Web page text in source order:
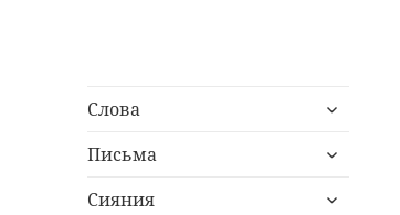
Слова
раскрыть
меню
Письма
раскрыть
меню
Сияния
раскрыть